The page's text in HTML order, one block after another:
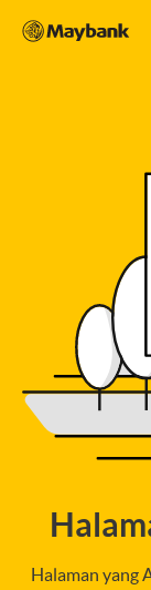
Halaman yang